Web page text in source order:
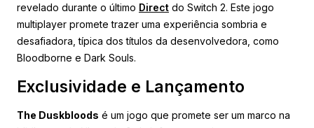
revelado durante o último Direct do Switch 2. Este jogo
multiplayer promete trazer uma experiência sombria e
desafiadora, típica dos títulos da desenvolvedora, como
Bloodborne e Dark Souls.
Exclusividade e Lançamento
The Duskbloods é um jogo que promete ser um marco na